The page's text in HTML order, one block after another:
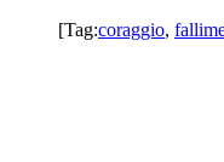
[Tag:coraggio,